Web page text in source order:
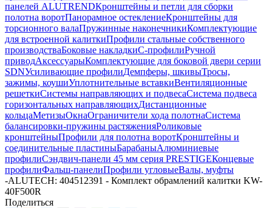
панелей ALUTRENDКронштейны и петли для сборки
полотна воротПанорамное остеклениеКронштейны для
торсионного валаПружинные наконечникиКомплектующие
для встроенной калиткиПрофили стальные собственного
производстваБоковые накладкиС-профилиРучной
приводАксессуарыКомплектующие для боковой двери серии
SDNУсиливающие профилиДемпферы, шкивыТросы,
зажимы, коушиУплотнительные вставкиВентиляционные
решеткиСистемы направляющих и подвесаСистема подвеса
горизонтальных направляющихДистанционные
кольцаМетизыОкнаОграничители хода полотнаСистема
балансировки-пружины растяженияРоликовые
кронштейныПрофили для полотна воротКронштейны и
соединительные пластиныБарабаныАлюминиевые
профилиСэндвич-панели 45 мм серия PRESTIGEКонцевые
профилиФальш-панелиПрофили угловыеВалы, муфты
-ALUTECH: 404512391 - Комплект обрамлений калитки KW-
40F500R
Поделиться